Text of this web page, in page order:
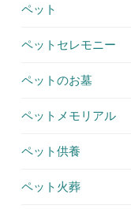
ペット
ペットセレモニー
ペットのお墓
ペットメモリアル
ペット供養
ペット火葬